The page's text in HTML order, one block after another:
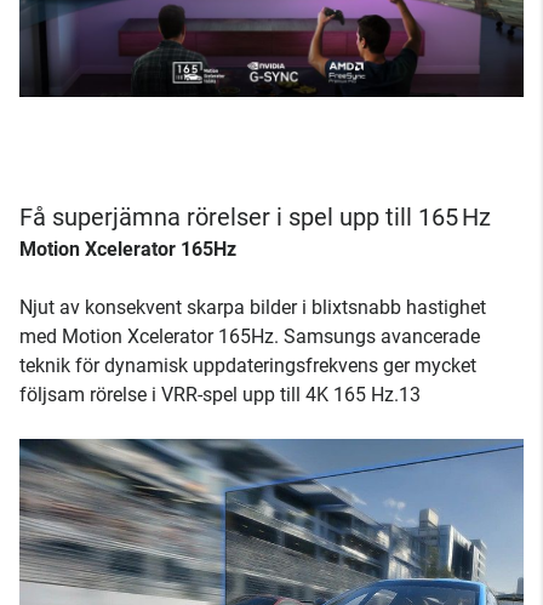
Få superjämna rörelser i spel upp till 165 Hz
Motion Xcelerator 165Hz
Njut av konsekvent skarpa bilder i blixtsnabb hastighet
med Motion Xcelerator 165Hz. Samsungs avancerade
teknik för dynamisk uppdateringsfrekvens ger mycket
följsam rörelse i VRR-spel upp till 4K 165 Hz.13